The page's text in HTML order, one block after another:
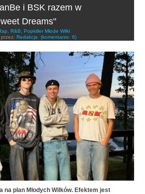
i BSK razem w
Dreams"
R&B
Popkiller Młode Wilki
przez: Redakcja (komentarze: 6)
na plan Młodych Wilków. Efektem jest